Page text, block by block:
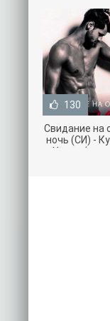
130
Свидание на
ночь (СИ) -
Хелен